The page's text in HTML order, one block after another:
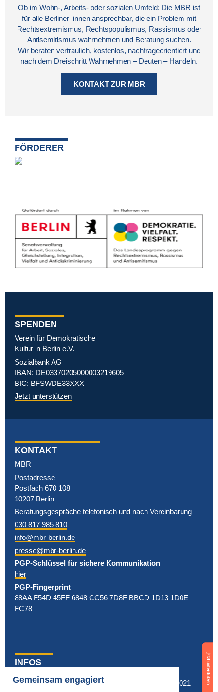
Gemeinsam engagiert Landesvorstand
der Berliner
NPD gewählt
Ob im Wohn-, Arbeits- oder sozialen Umfeld: Die MBR ist
für alle Berliner_innen ansprechbar, die ein Problem mit
Rechtsextremismus, Rechtspopulismus, Rassismus oder
Antisemitismus wahrnehmen und Beratung suchen.
Wir beraten vertraulich, kostenlos, nachfrageorientiert und
nach dem Dreischritt Wahrnehmen – Deuten – Handeln.
KONTAKT ZUR MBR
FÖRDERER
SPENDEN
Verein für Demokratische
Kultur in Berlin e.V.
Sozialbank AG
IBAN: DE03370205000003219605
BIC: BFSWDE33XXX
Jetzt unterstützen
KONTAKT
MBR
Postadresse
Postfach 670 108
10207 Berlin
Beratungsgespräche telefonisch und nach Vereinbarung
030 817 985 810
info@mbr-berlin.de
presse@mbr-berlin.de
PGP-Schlüssel für sichere Kommunikation
hier
PGP-Fingerprint
88AA F54D 45FF 6848 CC56 7D8F BBCD 1D13 1D0E
FC78
INFOS
Fragen & Antworten
© MBR Berlin 2021
Support
now